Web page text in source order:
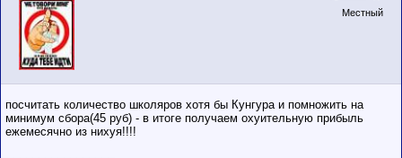
Местный
посчитать количество школяров хотя бы Кунгура и помножить на
минимум сбора(45 руб) - в итоге получаем охуительную прибыль
ежемесячно из нихуя!!!!